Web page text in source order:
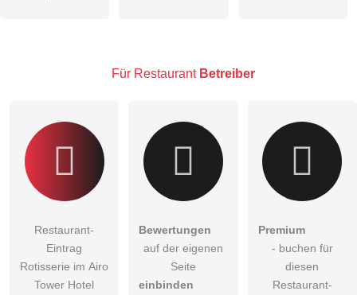
Restaurant-Eintrag zu stellen.
Für Restaurant Betreiber
Restaurant-
Eintrag
Rotisserie im Airo
Tower Hotel
Bewertungen
auf der eigenen
Seite
einbinden
Premium
- buchen für
diesen
Restaurant-